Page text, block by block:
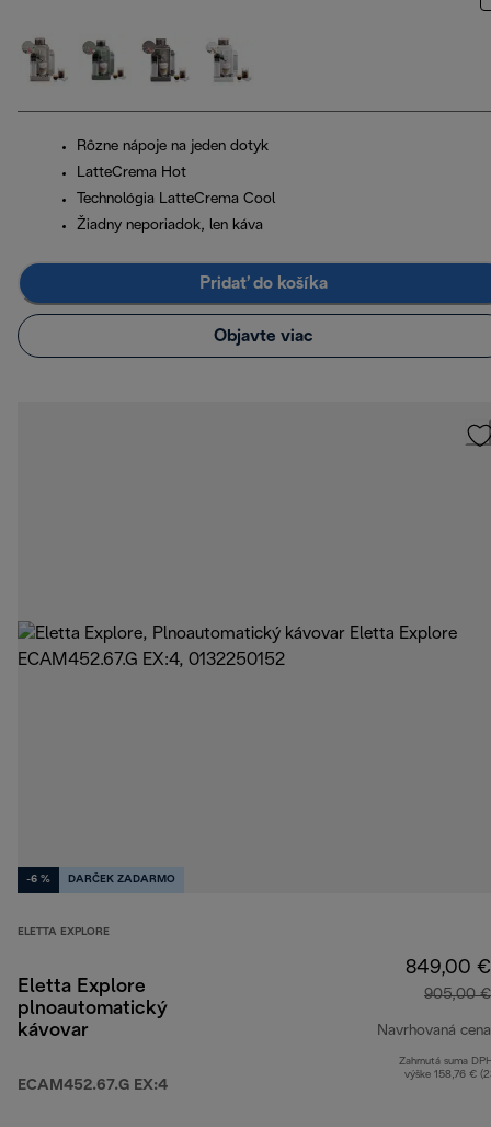
Rôzne nápoje na jeden dotyk
LatteCrema Hot
Technológia LatteCrema Cool
Žiadny neporiadok, len káva
Pridať do košíka
Objavte viac
-6 % DARČEK ZADARMO
ELETTA EXPLORE
Eletta Explore
plnoautomatický
kávovar
ECAM452.67.G EX:4
849,00 €
905,00 €
Navrhovaná cena
Zahrnutá suma
výške 158,76 €